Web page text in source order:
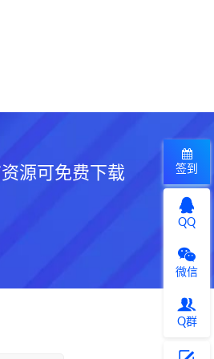
源可免费下载 签到
QQ
微信
Q群